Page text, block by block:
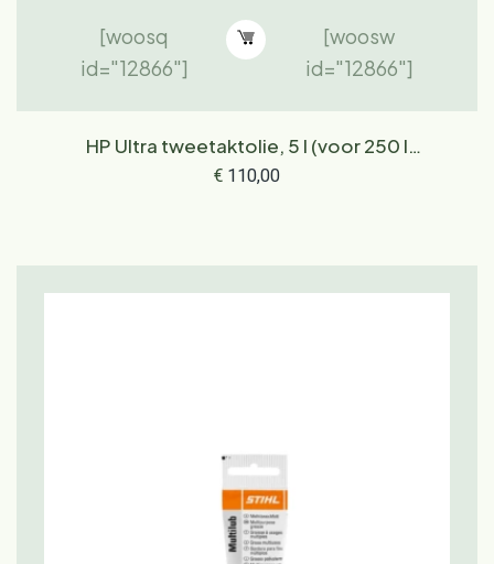
[woosq
id="12866"]
[woosw
id="12866"]
HP Ultra tweetaktolie, 5 l (voor 250 l
brandstof)
€ 110,00